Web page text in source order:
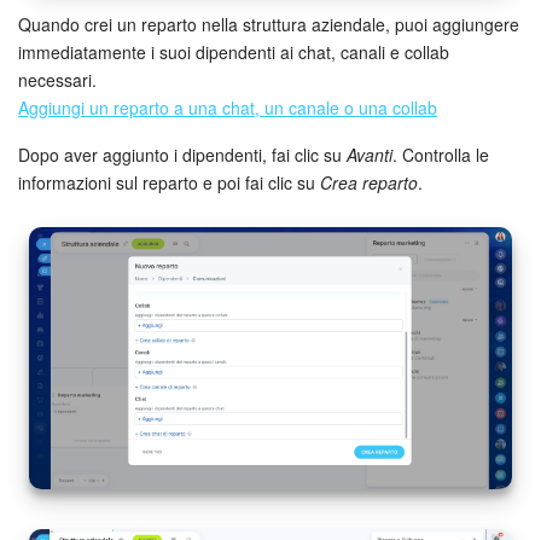
Quando crei un reparto nella struttura aziendale, puoi aggiungere
immediatamente i suoi dipendenti ai chat, canali e collab
necessari.
Aggiungi un reparto a una chat, un canale o una collab
Dopo aver aggiunto i dipendenti, fai clic su Avanti. Controlla le
informazioni sul reparto e poi fai clic su Crea reparto.